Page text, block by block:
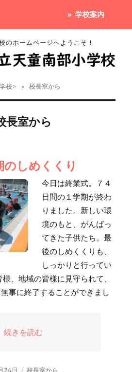
のホームページへようこそ！
学校案内
校 > 校長室から
長室から
のしめくくり
今日は終業式。７４
日間の１学期が終わ
りました。新しい環
境のもと、がんばっ
てきた子供たち。最
後のしめくくりも、
しっかりと行ってい
、地域の皆様に見守られて、
事に終了することができまし
“１学期のしめくくり” の
続きを読む
24日
カ
校長室から